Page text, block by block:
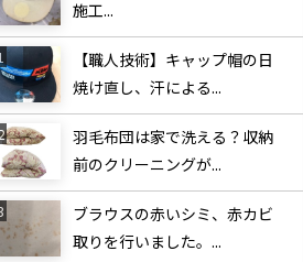
施工...
【職人技術】キャップ帽の日
焼け直し、汗による...
羽毛布団は家で洗える？収納
前のクリーニングが...
ブラウスの赤いシミ、赤カビ
取りを行いました。...